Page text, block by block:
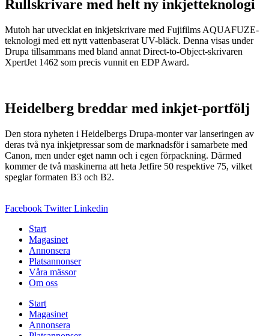
Rullskrivare med helt ny inkjetteknologi
Mutoh har utvecklat en inkjetskrivare med Fujifilms AQUAFUZE-
teknologi med ett nytt vattenbaserat UV-bläck. Denna visas under
Drupa tillsammans med bland annat Direct-to-Object-skrivaren
XpertJet 1462 som precis vunnit en EDP Award.
Heidelberg breddar med inkjet-portfölj
Den stora nyheten i Heidelbergs Drupa-monter var lanseringen av
deras två nya inkjetpressar som de marknadsför i samarbete med
Canon, men under eget namn och i egen förpackning. Därmed
kommer de två maskinerna att heta Jetfire 50 respektive 75, vilket
speglar formaten B3 och B2.
Facebook Twitter Linkedin
Start
Magasinet
Annonsera
Platsannonser
Våra mässor
Om oss
Start
Magasinet
Annonsera